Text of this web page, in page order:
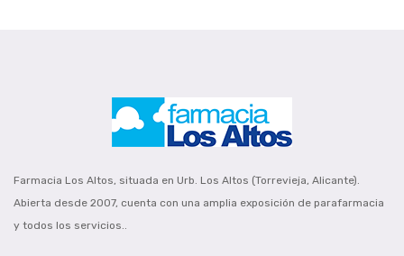
Farmacia Los Altos, situada en Urb. Los Altos (Torrevieja, Alicante).
Abierta desde 2007, cuenta con una amplia exposición de parafarmacia
y todos los servicios..